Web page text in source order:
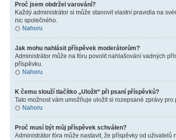
Proč jsem obdržel varování?
Každý administrátor si může stanovit vlastní pravidla na
nic společného.
Nahoru
Jak mohu nahlásit příspěvek moderátorům?
Administrátor může na fóru povolit nahlašování vadných
příspěvku.
Nahoru
K čemu slouží tlačítko „Uložit“ při psaní příspěvků?
Tato možnost vám umožňuje uložit si rozepsané zprávy
Nahoru
Proč musí být můj příspěvek schválen?
Administrátor fóra může nastavit, že příspěvky od